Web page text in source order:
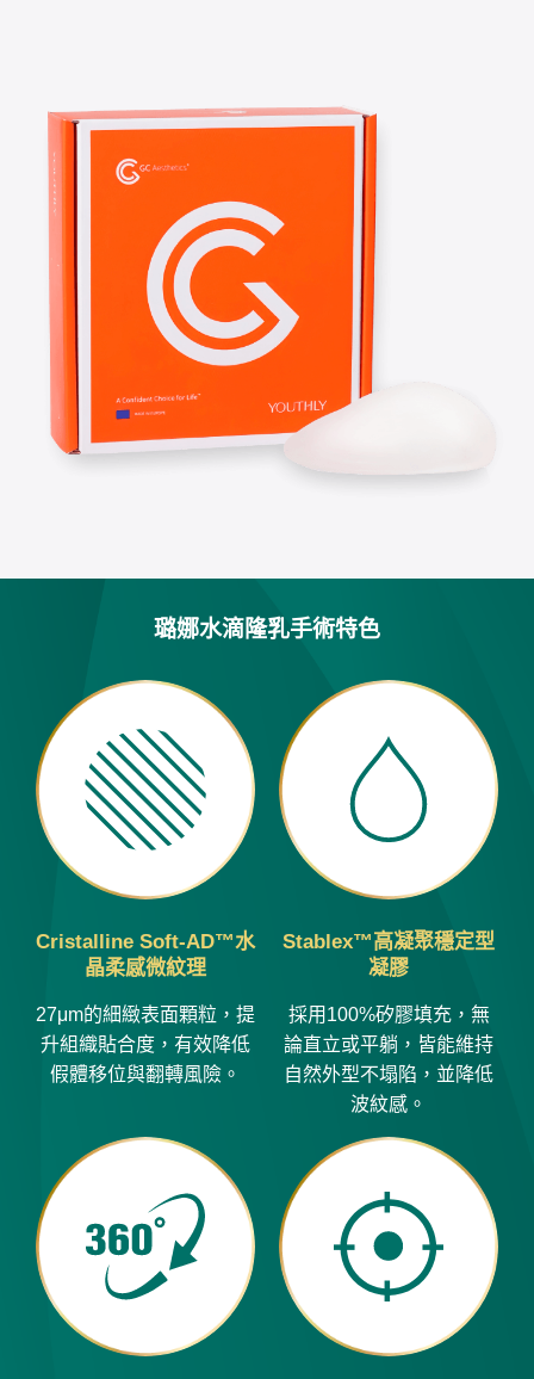
璐娜水滴隆乳手術特色
Cristalline Soft-AD™水
晶柔感微紋理
27μm的細緻表面顆粒，提
升組織貼合度，有效降低
假體移位與翻轉風險。
Stablex™高凝聚穩定型
凝膠
採用100%矽膠填充，無
論直立或平躺，皆能維持
自然外型不塌陷，並降低
波紋感。